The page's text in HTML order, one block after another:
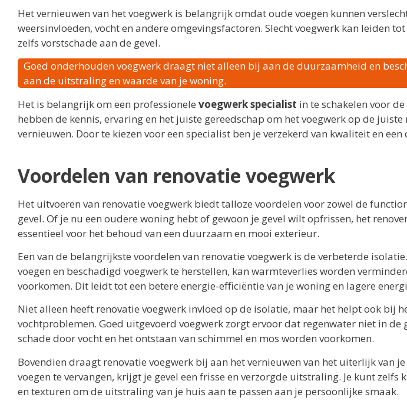
Het vernieuwen van het voegwerk is belangrijk omdat oude voegen kunnen
weersinvloeden, vocht en andere omgevingsfactoren. Slecht voegwerk kan leiden
zelfs vorstschade aan de gevel.
Goed onderhouden voegwerk draagt niet alleen bij aan de duurzaamheid en
aan de uitstraling en waarde van je woning.
Het is belangrijk om een professionele voegwerk specialist in te schakelen voor
hebben de kennis, ervaring en het juiste gereedschap om het voegwerk op de
vernieuwen. Door te kiezen voor een specialist ben je verzekerd van kwaliteit en
Voordelen van renovatie voegwerk
Het uitvoeren van renovatie voegwerk biedt talloze voordelen voor zowel de
gevel. Of je nu een oudere woning hebt of gewoon je gevel wilt opfrissen, het
essentieel voor het behoud van een duurzaam en mooi exterieur.
Een van de belangrijkste voordelen van renovatie voegwerk is de verbeterde
voegen en beschadigd voegwerk te herstellen, kan warmteverlies worden
voorkomen. Dit leidt tot een betere energie-efficiëntie van je woning en lagere
Niet alleen heeft renovatie voegwerk invloed op de isolatie, maar het helpt ook bij
vochtproblemen. Goed uitgevoerd voegwerk zorgt ervoor dat regenwater niet in
schade door vocht en het ontstaan van schimmel en mos worden voorkomen.
Bovendien draagt renovatie voegwerk bij aan het vernieuwen van het uiterlijk van
voegen te vervangen, krijgt je gevel een frisse en verzorgde uitstraling. Je kunt zelfs
en texturen om de uitstraling van je huis aan te passen aan je persoonlijke smaak.